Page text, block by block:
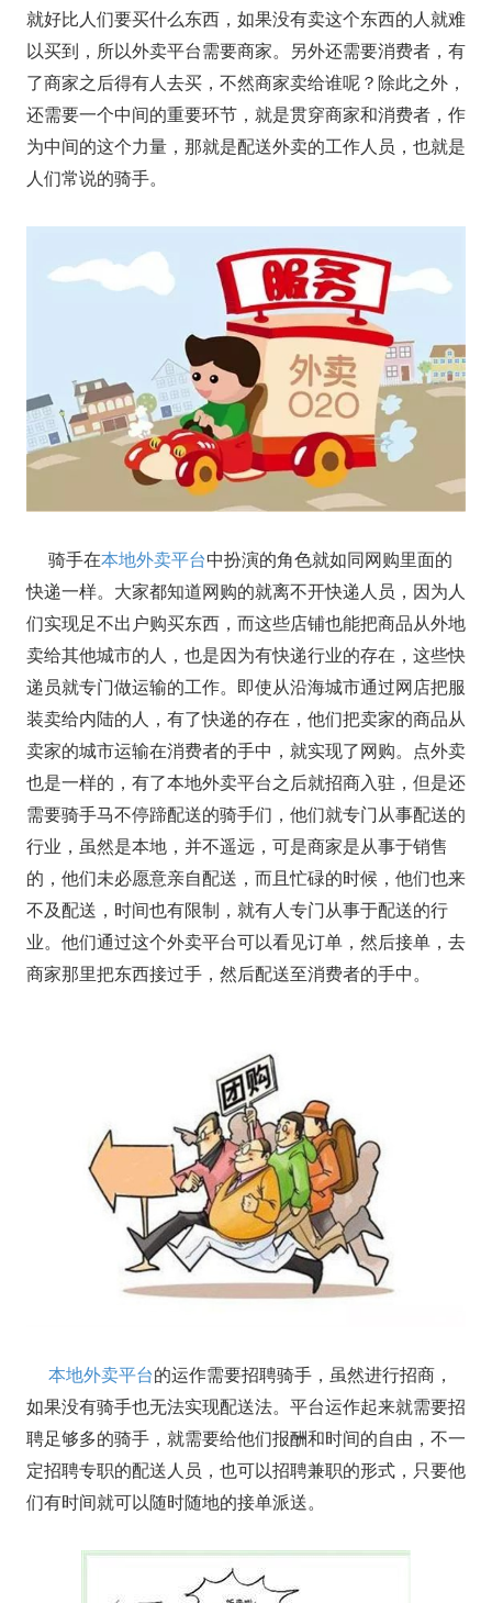
就好比人们要买什么东西，如果没有卖这个东西的人就难
以买到，所以外卖平台需要商家。另外还需要消费者，有
了商家之后得有人去买，不然商家卖给谁呢？除此之外，
还需要一个中间的重要环节，就是贯穿商家和消费者，作
为中间的这个力量，那就是配送外卖的工作人员，也就是
人们常说的骑手。
骑手在本地外卖平台中扮演的角色就如同网购里面的
快递一样。大家都知道网购的就离不开快递人员，因为人
们实现足不出户购买东西，而这些店铺也能把商品从外地
卖给其他城市的人，也是因为有快递行业的存在，这些快
递员就专门做运输的工作。即使从沿海城市通过网店把服
装卖给内陆的人，有了快递的存在，他们把卖家的商品从
卖家的城市运输在消费者的手中，就实现了网购。点外卖
也是一样的，有了本地外卖平台之后就招商入驻，但是还
需要骑手马不停蹄配送的骑手们，他们就专门从事配送的
行业，虽然是本地，并不遥远，可是商家是从事于销售
的，他们未必愿意亲自配送，而且忙碌的时候，他们也来
不及配送，时间也有限制，就有人专门从事于配送的行
业。他们通过这个外卖平台可以看见订单，然后接单，去
商家那里把东西接过手，然后配送至消费者的手中。
本地外卖平台的运作需要招聘骑手，虽然进行招商，
如果没有骑手也无法实现配送法。平台运作起来就需要招
聘足够多的骑手，就需要给他们报酬和时间的自由，不一
定招聘专职的配送人员，也可以招聘兼职的形式，只要他
们有时间就可以随时随地的接单派送。